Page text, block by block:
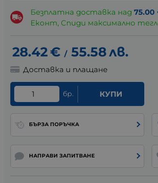
Безплатна доставка над75.00
Еконт, Спиди максимално
28.42€ / 55.58лв.
Доставка и плащане
бр. КУПИ
БЪРЗА ПОРЪЧКА
НАПРАВИ ЗАПИТВАНЕ